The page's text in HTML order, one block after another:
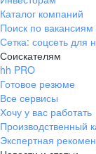
Каталог компаний
Поиск по
Сетка: соцсеть для
Соискателям
hh PRO
Готовое резюме
Все сервисы
Хочу у вас работать
Производственный
Экспертная